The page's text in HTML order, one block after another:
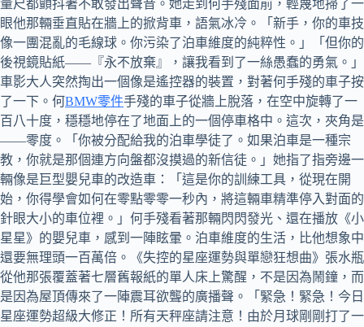
量尺都顫抖著不敢發出聲音。她走到何手殘面前，輕蔑地掃了一
眼他那輛垂直貼在牆上的掀背車，語氣冰冷。「新手，你的車技
像一團混亂的毛線球。你污染了泊車維度的純粹性。」「但你的
後視鏡貼紙——『永不放棄』，讓我看到了一絲愚蠢的勇氣。」
車影大人突然掏出一個像是遙控器的裝置，對著何手殘的車子按
了一下。何BMW零件手殘的車子從牆上脫落，在空中旋轉了一
百八十度，穩穩地停在了地面上的一個停車格中。這次，夾角是
——零度。「你被分配給我的泊車學徒了。如果泊車是一種宗
教，你就是那個連方向盤都沒摸過的新信徒。」她指了指旁邊一
輛像是巨型嬰兒車的改造車：「這是你的訓練工具，從現在開
始，你得學會如何在零點零零一秒內，將這輛車精準停入對面的
針眼大小的車位裡。」何手殘看著那輛閃閃發光、還在播放《小
星星》的嬰兒車，感到一陣眩暈。泊車維度的生活，比他想象中
還要無理頭一百萬倍。《失控的星座運勢與單戀狂想曲》張水瓶
從他那張覆蓋著七層舊報紙的單人床上驚醒，不是因為鬧鐘，而
是因為屋頂傳來了一陣震耳欲聾的廣播聲。「緊急！緊急！今日
星座運勢超級大修正！所有天秤座請注意！由於月球剛剛打了一